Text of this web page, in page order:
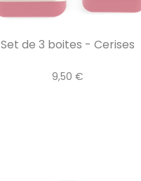
Set de 3 boites - Cerises
9,50 €